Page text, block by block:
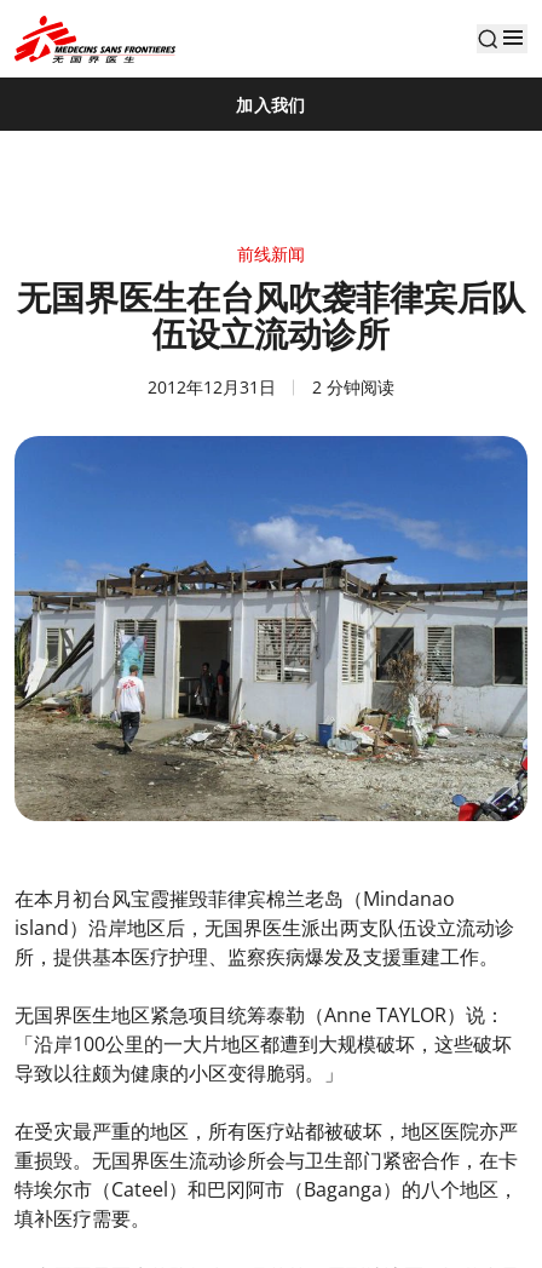
default
加入我们
前线新闻
无国界医生在台风吹袭菲律宾后队
伍设立流动诊所
2012年12月31日 2 分钟阅读
在本月初台风宝霞摧毁菲律宾棉兰老岛（Mindanao
island）沿岸地区后，无国界医生派出两支队伍设立流动诊
所，提供基本医疗护理、监察疾病爆发及支援重建工作。
无国界医生地区紧急项目统筹泰勒（Anne TAYLOR）说：
「沿岸100公里的一大片地区都遭到大规模破坏，这些破坏
导致以往颇为健康的小区变得脆弱。」
在受灾最严重的地区，所有医疗站都被破坏，地区医院亦严
重损毁。无国界医生流动诊所会与卫生部门紧密合作，在卡
特埃尔市（Cateel）和巴冈阿市（Baganga）的八个地区，
填补医疗需要。